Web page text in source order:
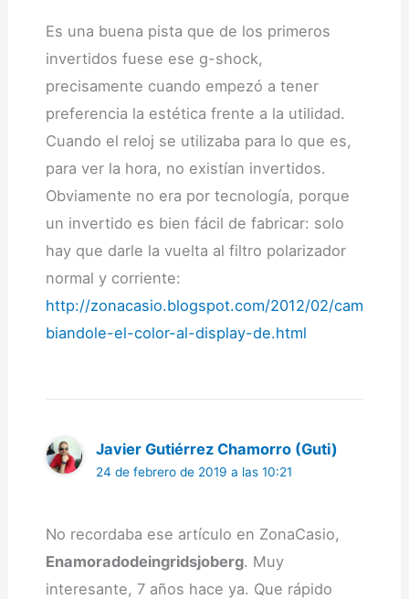
Es una buena pista que de los primeros
invertidos fuese ese g-shock,
precisamente cuando empezó a tener
preferencia la estética frente a la utilidad.
Cuando el reloj se utilizaba para lo que es,
para ver la hora, no existían invertidos.
Obviamente no era por tecnología, porque
un invertido es bien fácil de fabricar: solo
hay que darle la vuelta al filtro polarizador
normal y corriente:
http://zonacasio.blogspot.com/2012/02/cam
biandole-el-color-al-display-de.html
Javier Gutiérrez Chamorro (Guti)
24 de febrero de 2019 a las 10:21
No recordaba ese artículo en ZonaCasio,
Enamoradodeingridsjoberg. Muy
interesante, 7 años hace ya. Que rápido